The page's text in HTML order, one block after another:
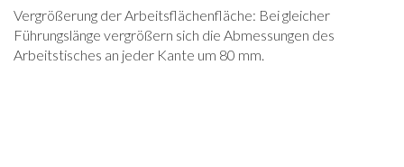
Vergrößerung der Arbeitsflächenfläche: Bei gleicher
Führungslänge vergrößern sich die Abmessungen des
Arbeitstisches an jeder Kante um 80 mm.